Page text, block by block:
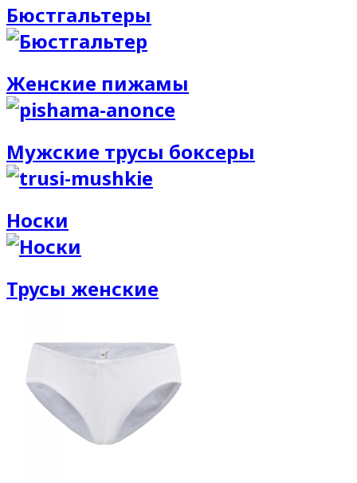
Бюстгальтеры
Женские пижамы
Мужские трусы боксеры
Носки
Трусы женские